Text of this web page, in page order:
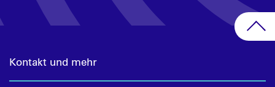
Kontakt und mehr